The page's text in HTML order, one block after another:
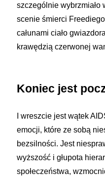
szczególnie wybrzmiało
scenie śmierci
całunami ciało
krawędzią czerwonej
Koniec jest
I wreszcie jest wątek
emocji, które ze sobą
bezsilności. Jest
wyższość i głupota
społeczeństwa,